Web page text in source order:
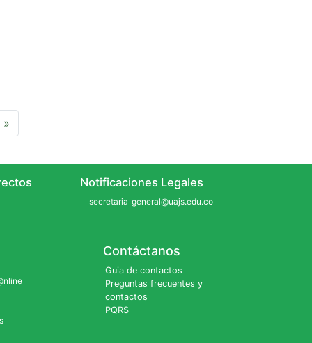
»
Notificaciones Legales
secretaria_general@uajs.edu.co
Contáctanos
Guia de contactos
Preguntas frecuentes y
contactos
PQRS